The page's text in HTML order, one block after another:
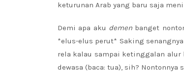
keturunan Arab yang baru saja
Demi apa aku demen banget
*elus-elus perut* Saking
rela kalau sampai ketinggalan alur
dewasa (baca: tua), sih? Nontonnya